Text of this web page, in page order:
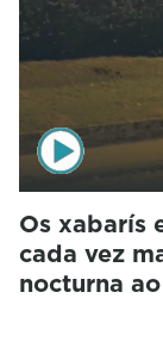
Os xabarís
cada vez
nocturna